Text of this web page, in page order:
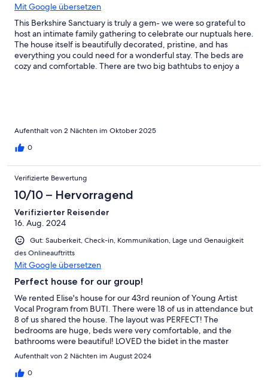
Mit Google übersetzen
This Berkshire Sanctuary is truly a gem- we were so grateful to
host an intimate family gathering to celebrate our nuptuals here.
The house itself is beautifully decorated, pristine, and has
everything you could need for a wonderful stay. The beds are
cozy and comfortable. There are two big bathtubs to enjoy a
under the lovely trellis in the backyard. There is also a great
variety of patio furniture to enjoy as well as a big fire pit ! If I
could give this location more than 5 stars, I would. The
communication with the host was easeful with clear instructions
and she was available for any questions we had. She made the
entire experience as stress-free as possible for us. The location
in Richmond MA is a quick drive away to many beautiful spots.
getaway or for a family gathering. It has everything you could
hope for in a VRBO rental. We were lucky to find it and hope to
come back again !
Aufenthalt von 2 Nächten im Oktober 2025
0
Verifizierte Bewertung
10/10 – Hervorragend
Verifizierter Reisender
16. Aug. 2024
Gut: Sauberkeit, Check-in, Kommunikation, Lage und Genauigkeit
des Onlineauftritts
Mit Google übersetzen
Perfect house for our group!
We rented Elise's house for our 43rd reunion of Young Artist
Vocal Program from BUTI. There were 18 of us in attendance but
8 of us shared the house. The layout was PERFECT! The
bedrooms are huge, beds were very comfortable, and the
bathrooms were beautiful! LOVED the bidet in the master
bathroom! The layout of the house allowed us to not have to be
so quiet. Lots of great comfortable furniture and a huge kitchen
and dining room area for our group. We sat out back our last
Aufenthalt von 2 Nächten im August 2024
0